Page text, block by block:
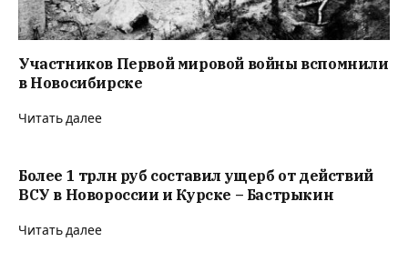
Участников Первой мировой войны вспомнили
в Новосибирске
Читать далее
Более 1 трлн руб составил ущерб от действий
ВСУ в Новороссии и Курске – Бастрыкин
Читать далее